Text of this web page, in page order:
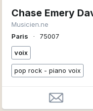
Chase Emery
Musicien.ne
Paris
∙ 75007
voix
pop rock - piano voix